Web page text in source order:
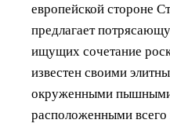
европейской стороне
предлагает
ищущих сочетание
известен своими
окруженными
расположенными всего